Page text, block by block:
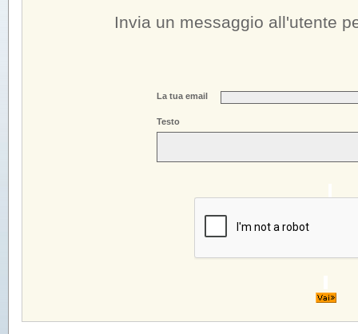
Invia un messaggio all'utente
La tua email
Testo